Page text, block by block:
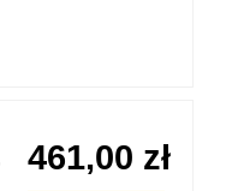
461,00 zł